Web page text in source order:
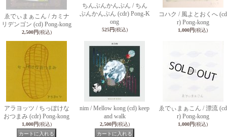
ゑでぃまぁこん / カミナ
リデンゴン (cd) Pong-kong
2,500円(税込)
ちんぷんかんぷん / ちん
ぷんかんぷん (cdr) Pong-K
ong
525円(税込)
コハク / 風よとおくへ (cd
r) Pong-kong
1,000円(税込)
アラヨッツ / ちっぽけな
おつまみ (cdr) Pong-kong
1,000円(税込)
nim / Mellow kong (cd) keep
and walk
2,500円(税込)
ゑでぃまぁこん / 漂流 (cd
r) Pong-kong
1,000円(税込)